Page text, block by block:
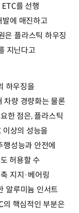
를 선행
에 매진하고
은 플라스틱 하우징
지닌다고
하우징을
차량 경량화는 물론
한 점은, 플라스틱
이상의 성능을
행성능과 안전에
허용할 수
지지·베어링
알루미늄 인서트
의 핵심적인 부분은